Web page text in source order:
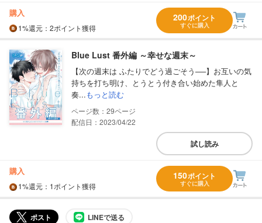
購入
1%還元 ：2ポイント獲得
200ポイント
すぐに購入
Blue Lust 番外編 ～幸せな週末～
【次の週末は ふたりでどう過ごそう──】お互いの気
持ちを打ち明け、とうとう付き合い始めた隼人と
奏...もっと読む
29
配信日：2023/04/22
試し読み
購入
1%還元 ：1ポイント獲得
150ポイント
すぐに購入
ポスト LINEで送る